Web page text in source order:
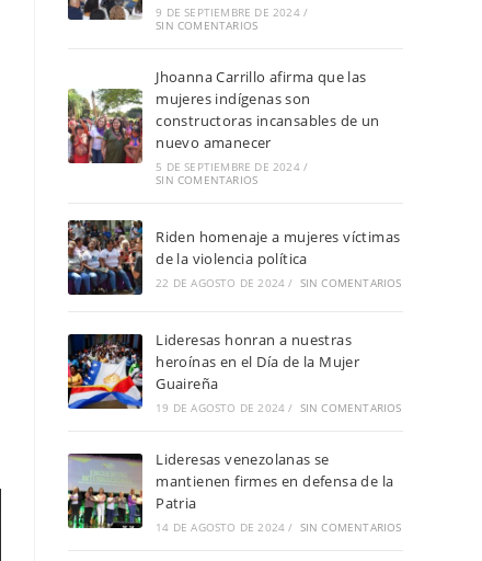
9 DE SEPTIEMBRE DE 2024 /
SIN COMENTARIOS
Jhoanna Carrillo afirma que las
mujeres indígenas son
constructoras incansables de un
nuevo amanecer
5 DE SEPTIEMBRE DE 2024 /
SIN COMENTARIOS
Riden homenaje a mujeres víctimas
de la violencia política
22 DE AGOSTO DE 2024 / SIN COMENTARIOS
Lideresas honran a nuestras
heroínas en el Día de la Mujer
Guaireña
19 DE AGOSTO DE 2024 / SIN COMENTARIOS
Lideresas venezolanas se
mantienen firmes en defensa de la
Patria
14 DE AGOSTO DE 2024 / SIN COMENTARIOS